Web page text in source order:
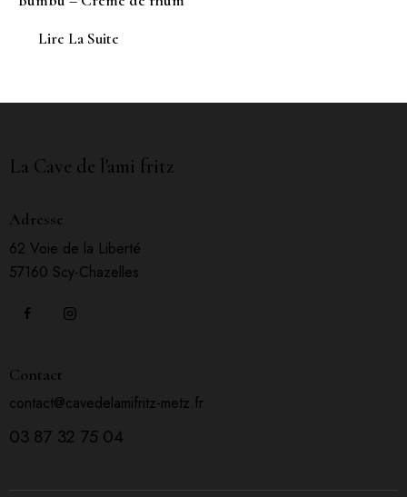
Lire La Suite
La Cave de l'ami fritz
Adresse
62 Voie de la Liberté
57160 Scy-Chazelles
Contact
contact@cavedelamifritz-metz.fr
03 87 32 75 04